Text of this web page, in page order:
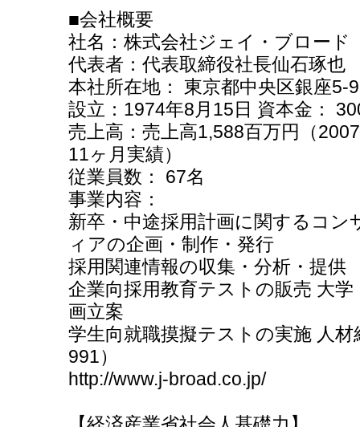
■会社概要
社名：株式会社ジェイ・ブロード
代表者：代表取締役社長仙石琢也
本社所在地： 東京都中央区銀座5-
設立：1974年8月15日 資本金：
売上高：売上高1,588百万円（
11ヶ月実績）
従業員数： 67名
事業内容：
新卒・中途採用計画に関するコ
ィアの企画・制作・発行
採用関連情報の収集・分析・提供
企業向採用教育テストの販売 大
画立案
学生向就職摸擬テストの実施 人
991）
http://www.j-broad.co.jp/